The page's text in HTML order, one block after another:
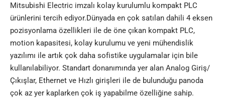
Mitsubishi Electric imzalı kolay kurulumlu kompakt PLC
ürünlerini tercih ediyor.Dünyada en çok satılan dahili 4 eksen
pozisyonlama özellikleri ile de öne çıkan kompakt PLC,
motion kapasitesi, kolay kurulumu ve yeni mühendislik
yazılımı ile artık çok daha sofistike uygulamalar için bile
kullanılabiliyor. Standart donanımında yer alan Analog Giriş/
Çıkışlar, Ethernet ve Hızlı girişleri ile de bulunduğu panoda
çok az yer kaplarken çok iş yapabilme özelliğine sahip.